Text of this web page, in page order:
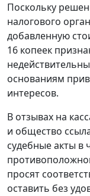
Поскольку
налогового
добавленную
16 копеек
основаниям
интересов.
В отзывах на
и общество
судебные акты в
просят
оставить без